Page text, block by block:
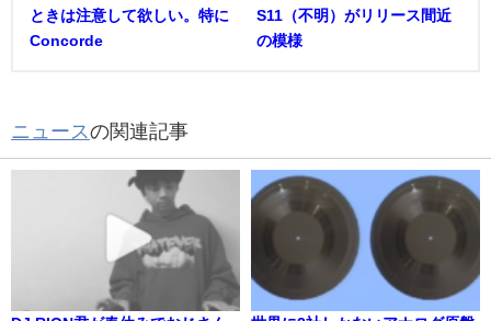
ときは注意して欲しい。特に
Concorde
S11（不明）がリリース間近
の模様
ニュースの関連記事